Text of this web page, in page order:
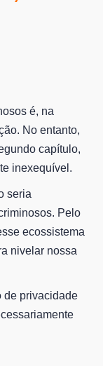
é, na
No entanto,
capítulo,
inexequível.
seria
Pelo
ecossistema
nivelar nossa
de privacidade